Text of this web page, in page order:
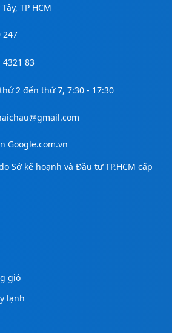
TP HCM
247
4321 83
2 đến thứ 7, 7:30 - 17:30
Google.com.vn
Sở kế hoạnh và Đầu tư TP.HCM cấp
gió
lạnh